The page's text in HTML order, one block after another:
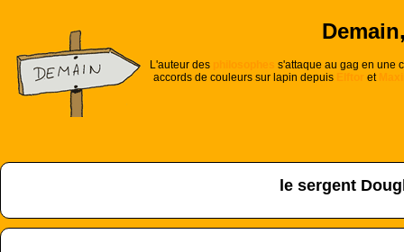
L'auteur des
s'attaque au gag en une
accords de couleurs sur lapin depuis
et
le sergent